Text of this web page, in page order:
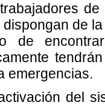
dispongan de
de
emergencias.
del